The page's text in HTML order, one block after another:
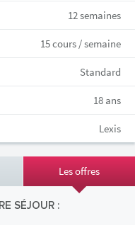
12 semaines
15 cours / semaine
Standard
18 ans
Lexis
Les offres
SÉJOUR :